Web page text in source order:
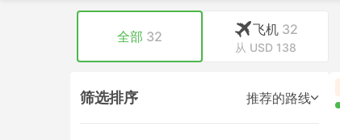
全部 32 飞机 32
从 USD 138
筛选排序 推荐的路线